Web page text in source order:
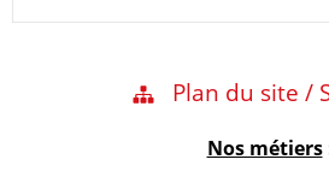
Plan du site /
Nos métiers